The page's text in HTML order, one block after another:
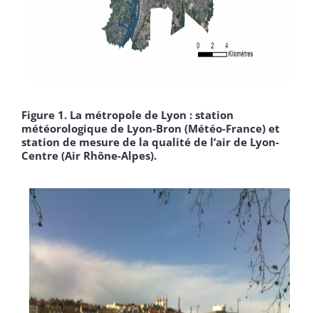
Figure 1. La métropole de Lyon : station
météorologique de Lyon-Bron (Météo-France) et
station de mesure de la qualité de l’air de Lyon-
Centre (Air Rhône-Alpes).